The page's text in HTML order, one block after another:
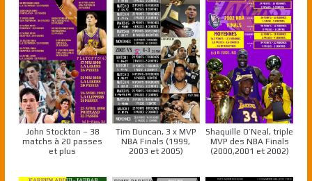
John Stockton – 38
matchs à 20 passes
et plus
Tim Duncan, 3 x MVP
NBA Finals (1999,
2003 et 2005)
Shaquille O’Neal, triple
MVP des NBA Finals
(2000,2001 et 2002)